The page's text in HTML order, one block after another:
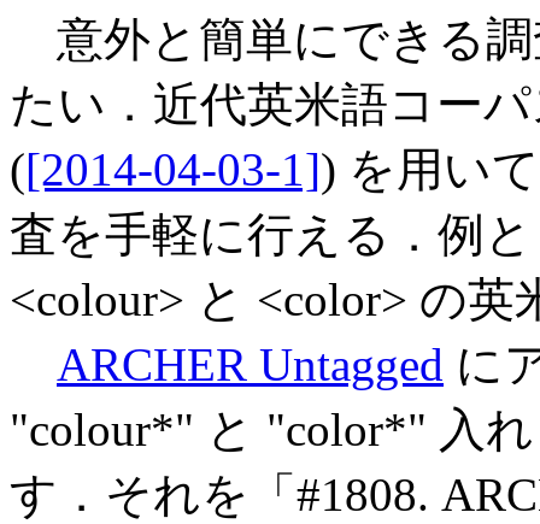
意外と簡単にできる
たい．近代英米語コー
([2014-04-03-1]) を用い
査を手軽に行える．例
<colour> と <color> の
ARCHER Untagged に
"colour*" と "color*" 入
す ．それを「#1808.